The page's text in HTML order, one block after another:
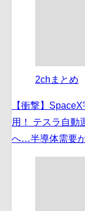
2chまとめ
【衝撃】
用！ テスラ自動
へ…半導体需要